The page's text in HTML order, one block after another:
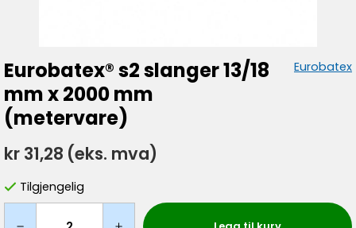
Eurobatex® s2 slanger 13/18
mm x 2000 mm
(metervare)
Eurobatex
kr 31,28 (eks. mva)
Tilgjengelig